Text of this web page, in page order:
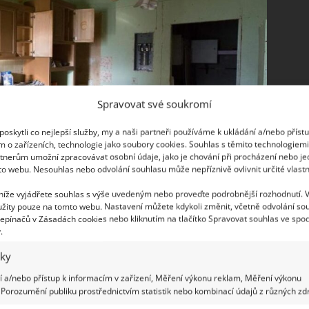
Spravovat své soukromí
co nejlepší služby, my a naši partneři používáme k ukládání a/nebo
o zařízeních, technologie jako soubory cookies. Souhlas s těmito
umožní zpracovávat osobní údaje, jako je chování při procházení nebo
webu. Nesouhlas nebo odvolání souhlasu může nepříznivě ovlivnit určité
vyjádřete souhlas s výše uvedeným nebo proveďte podrobnější rozhodnutí.
pouze na tomto webu. Nastavení můžete kdykoli změnit, včetně odvolání
v Zásadách cookies nebo kliknutím na tlačítko Spravovat souhlas ve
a/nebo přístup k informacím v zařízení, Měření výkonu reklam, Měření výkonu
publiku prostřednictvím statistik nebo kombinací údajů z různých
kuchyni
ani ta vaše určitě nebude problém. Když Chip
v jakém stavu je kuchyň, chtělo se jim skoro